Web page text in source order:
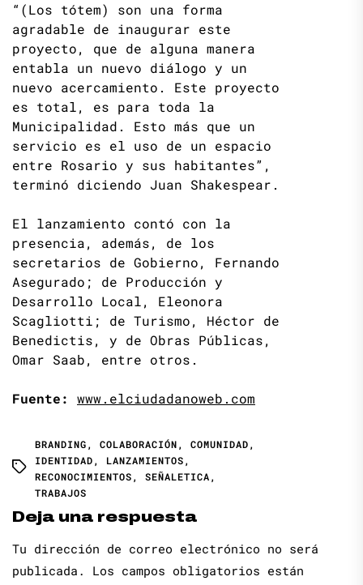
“(Los tótem) son una forma
agradable de inaugurar este
proyecto, que de alguna manera
entabla un nuevo diálogo y un
nuevo acercamiento. Este proyecto
es total, es para toda la
Municipalidad. Esto más que un
servicio es el uso de un espacio
entre Rosario y sus habitantes”,
terminó diciendo Juan Shakespear.
El lanzamiento contó con la
presencia, además, de los
secretarios de Gobierno, Fernando
Asegurado; de Producción y
Desarrollo Local, Eleonora
Scagliotti; de Turismo, Héctor de
Benedictis, y de Obras Públicas,
Omar Saab, entre otros.
Fuente: www.elciudadanoweb.com
BRANDING, COLABORACIÓN, COMUNIDAD,
IDENTIDAD, LANZAMIENTOS,
RECONOCIMIENTOS, SEÑALETICA,
TRABAJOS
Deja una respuesta
Tu dirección de correo electrónico no será
publicada.
Los campos obligatorios están